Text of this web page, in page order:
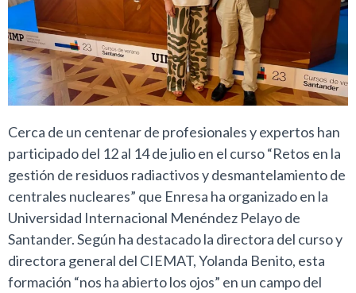
Cerca de un centenar de profesionales y expertos han
participado del 12 al 14 de julio en el curso “Retos en la
gestión de residuos radiactivos y desmantelamiento de
centrales nucleares” que Enresa ha organizado en la
Universidad Internacional Menéndez Pelayo de
Santander. Según ha destacado la directora del curso y
directora general del CIEMAT, Yolanda Benito, esta
formación “nos ha abierto los ojos” en un campo del